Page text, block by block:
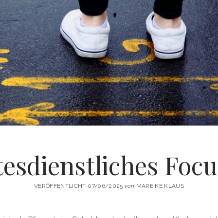
VERÖFFENTLICHT 07/06/2025von MAREIKE KLAUS